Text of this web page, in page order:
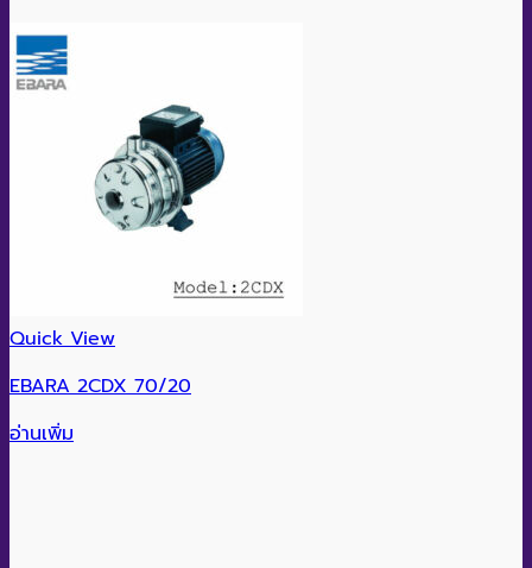
Quick View
EBARA 2CDX 70/20
อ่านเพิ่ม